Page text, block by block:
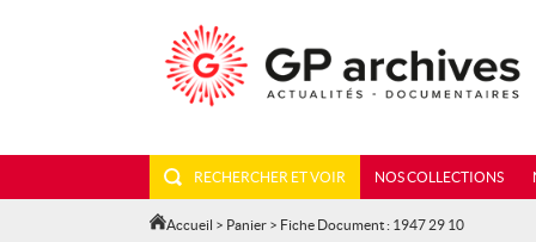
RECHERCHER ET VOIR NOS COLLECTIONS
Accueil > Panier > Fiche Document : 1947 29 10